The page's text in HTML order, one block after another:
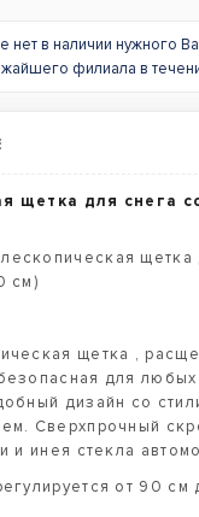
нет в наличии нужного
филиала в
щетка для снега
щетка
см)
щетка ,
для любых
дизайн со
Сверхпрочный
и инея стекла
от 90 см